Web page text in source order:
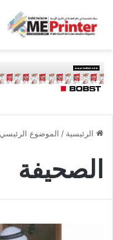
الرئيسية / الموضوع الرئيسي
الصحيفة